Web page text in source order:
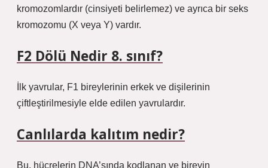
kromozomlardır (cinsiyeti belirlemez) ve ayrıca bir seks
kromozomu (X veya Y) vardır.
F2 Dölü Nedir 8. sınıf?
İlk yavrular, F1 bireylerinin erkek ve dişilerinin
çiftleştirilmesiyle elde edilen yavrulardır.
Canlılarda kalıtım nedir?
Bu, hücrelerin DNA’sında kodlanan ve bireyin